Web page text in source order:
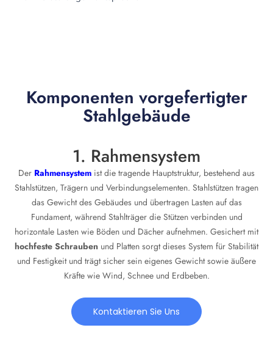
Komponenten vorgefertigter
Stahlgebäude
1. Rahmensystem
Der Rahmensystem ist die tragende Hauptstruktur, bestehend aus
Stahlstützen, Trägern und Verbindungselementen. Stahlstützen tragen
das Gewicht des Gebäudes und übertragen Lasten auf das
Fundament, während Stahlträger die Stützen verbinden und
horizontale Lasten wie Böden und Dächer aufnehmen. Gesichert mit
hochfeste Schrauben und Platten sorgt dieses System für Stabilität
und Festigkeit und trägt sicher sein eigenes Gewicht sowie äußere
Kräfte wie Wind, Schnee und Erdbeben.
Kontaktieren Sie Uns